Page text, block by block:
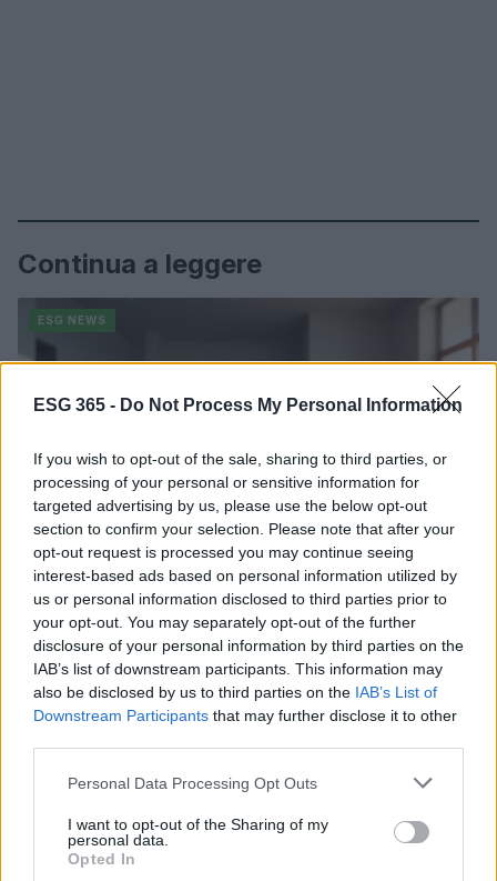
ESG 365 - Do Not Process My Personal Information
If you wish to opt-out of the sale, sharing to third parties, or
processing of your personal or sensitive information for
targeted advertising by us, please use the below opt-out
section to confirm your selection. Please note that after your
opt-out request is processed you may continue seeing
interest-based ads based on personal information utilized by
us or personal information disclosed to third parties prior to
your opt-out. You may separately opt-out of the further
disclosure of your personal information by third parties on the
IAB’s list of downstream participants. This information may
also be disclosed by us to third parties on the IAB’s List of
Downstream Participants that may further disclose it to other
Please note that this website/app uses one or more Google
not limited to your visit or usage behaviour. You may click to
grant or deny consent to Google and its third-party tags to
use your data for below specified purposes in below Google
Personal Data Processing Opt Outs
I want to opt-out of the Sharing of my
personal data.
Opted In
Continua a leggere
ESG NEWS
Sanità sarda e transizione verde: tra case della
comunità, industria farmaceutica e tensioni politiche
Ilaria Galli · 15 Giu 2026
ESG NEWS